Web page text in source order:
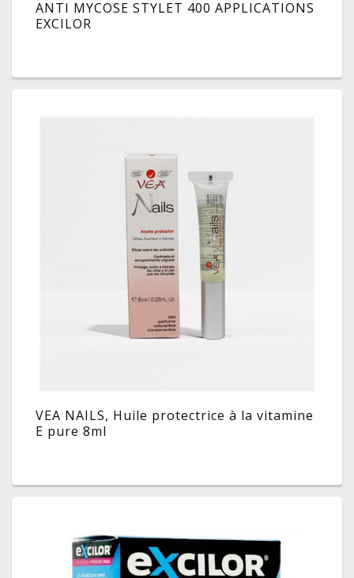
ANTI MYCOSE STYLET 400 APPLICATIONS
EXCILOR
VEA NAILS, Huile protectrice à la vitamine
E pure 8ml